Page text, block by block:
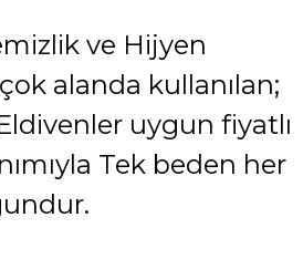
ve Hijyen
alanda kullanılan;
uygun fiyatlı
Tek beden her